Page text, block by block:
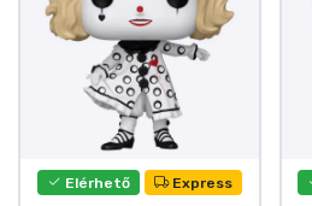
Elérhető Express